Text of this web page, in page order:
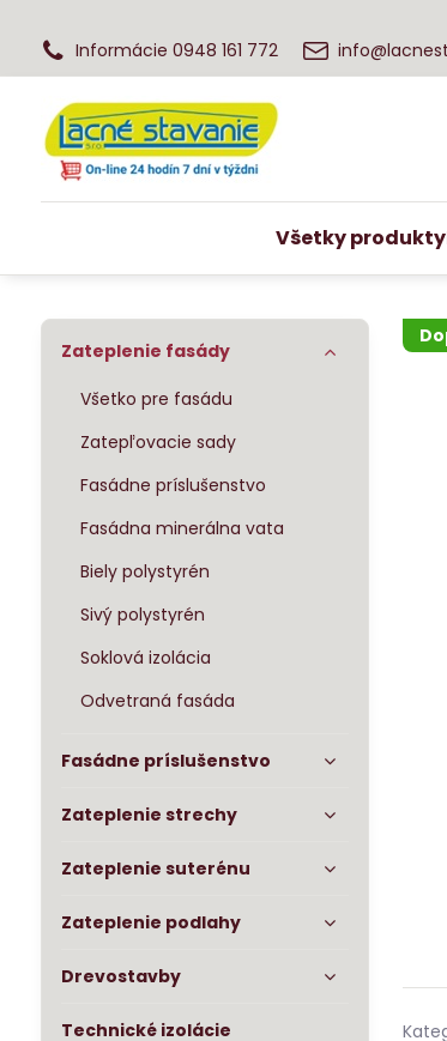
Informácie 0948 161 772
Všetky produkty
Zateplenie fasády
Všetko pre fasádu
Zatepľovacie sady
Fasádne príslušenstvo
Fasádna minerálna vata
Biely polystyrén
Sivý polystyrén
Soklová izolácia
Odvetraná fasáda
Fasádne príslušenstvo
Zateplenie strechy
Zateplenie suterénu
Zateplenie podlahy
Drevostavby
Technické izolácie